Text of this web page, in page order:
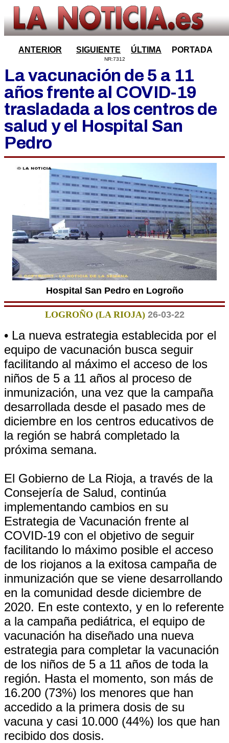
ANTERIOR SIGUIENTE ÚLTIMA PORTADA
NR:7312
La vacunación de 5 a 11
años frente al COVID-19
trasladada a los centros de
salud y el Hospital San
Pedro
Hospital San Pedro en Logroño
LOGROÑO (LA RIOJA) 26-03-22
• La nueva estrategia establecida por el
equipo de vacunación busca seguir
facilitando al máximo el acceso de los
niños de 5 a 11 años al proceso de
inmunización, una vez que la campaña
desarrollada desde el pasado mes de
diciembre en los centros educativos de
la región se habrá completado la
próxima semana.
El Gobierno de La Rioja, a través de la
Consejería de Salud, continúa
implementando cambios en su
Estrategia de Vacunación frente al
COVID-19 con el objetivo de seguir
facilitando lo máximo posible el acceso
de los riojanos a la exitosa campaña de
inmunización que se viene desarrollando
en la comunidad desde diciembre de
2020. En este contexto, y en lo referente
a la campaña pediátrica, el equipo de
vacunación ha diseñado una nueva
estrategia para completar la vacunación
de los niños de 5 a 11 años de toda la
región. Hasta el momento, son más de
16.200 (73%) los menores que han
accedido a la primera dosis de su
vacuna y casi 10.000 (44%) los que han
recibido dos dosis.